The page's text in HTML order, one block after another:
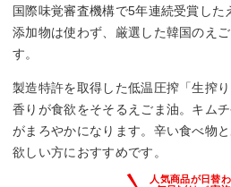
国際味覚審査機構で5年連続受賞した
添加物は使わず、厳選した韓国のえ
す。
製造特許を取得した低温圧搾「生搾
香りが食欲をそそるえごま油。キム
がまろやかになります。辛い食べ物
欲しい方におすすめです。